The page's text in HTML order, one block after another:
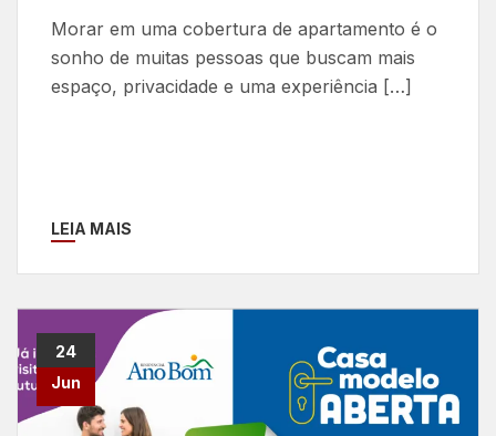
Morar em uma cobertura de apartamento é o
sonho de muitas pessoas que buscam mais
espaço, privacidade e uma experiência […]
LEIA MAIS
24
Jun